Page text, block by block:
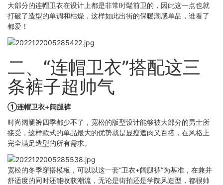
大部分的连帽卫衣在设计上都是非常时髦前卫的，因此这一点也就
打破了造型的单调和枯燥，这样如此出街的保暖潮感单品，谁看了
都爱！
二、“连帽卫衣”搭配这三
条裤子超帅气
①连帽卫衣+阔腿裤
时尚阔腿裤四季都少不了，宽松的版型设计能够被大部分的男士所
接受，这样款式的单品最大的优势就是显瘦遮肉又百搭，在风格上
完全满足造型的所有需求。
宽松的冬季穿搭模板，可以以这一套“卫衣+阔腿裤”为基准，在兼并
舒适度的同时还能收获潮流，无论是街拍还是学院风造型，都很帅